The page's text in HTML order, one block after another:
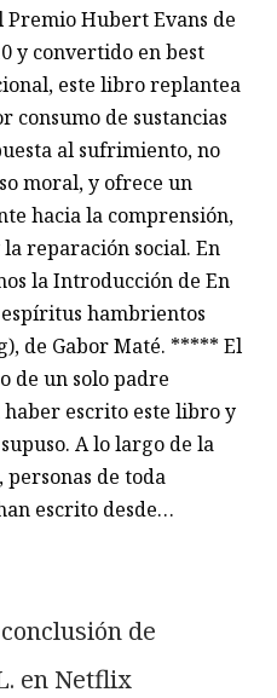
Hubert Evans de
y convertido en best
este libro replantea
consumo de sustancias
al sufrimiento, no
moral, y ofrece un
hacia la comprensión,
reparación social. En
la Introducción de En
hambrientos
de Gabor Maté. ***** El
de un solo padre
escrito este libro y
A lo largo de la
de toda
escrito desde…
de
en Netflix